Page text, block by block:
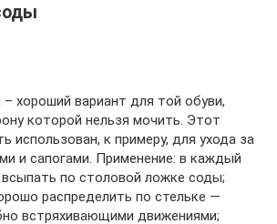
хороший вариант для той обуви,
которой нельзя мочить. Этот
к примеру, для ухода за
и сапогами. Применение: в каждый
по столовой ложке соды;
распределить по стельке —
встряхивающими движениями;